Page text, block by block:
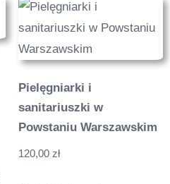
Pielęgniarki i
sanitariuszki w
Powstaniu Warszawskim
120,00 zł